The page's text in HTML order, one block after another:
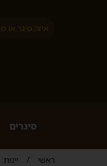
סיגרים
ראשי / יינות